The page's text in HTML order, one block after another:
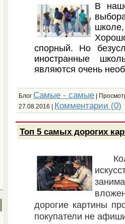
В
спорный. Но
иностранные
являются очень
Блог Самые - самые|
27.08.2016 | Комментарии (0)
Топ 5 самых дорогих
дорогие картины
покупатели не